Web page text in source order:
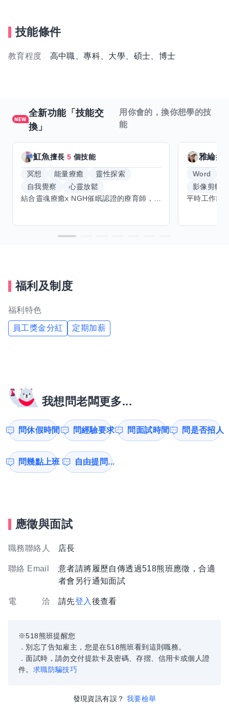
技能條件
教育程度 高中職、專科、大學、碩士、博士
全新功能「技能交
換」
用你會的，換你想學的技
能
魟魚擅長5 個技能
冥想 能量療癒
靈性探索
自我覺察
心靈放鬆
雅綸擅
Word
影像剪輯
福利及制度
福利特色
員工獎金分紅 定期加薪
我想問老闆更多...
問休假時間 問經驗要求 問面試時間 問是否招人
問幾點上班 自由提問...
應徵與面試
職務聯絡人 店長
聯絡 Email
意者請將履歷自傳透過518熊班應徵，合適
者會另行通知面試
電 洽 請先登入 後查看
※518熊班提醒您
．別忘了告知雇主，您是在518熊班看到這則職務。
．面試時，請勿交付提款卡及密碼、存摺、信用卡或個人證
件。 求職防騙技巧
發現資訊有誤？ 我要檢舉